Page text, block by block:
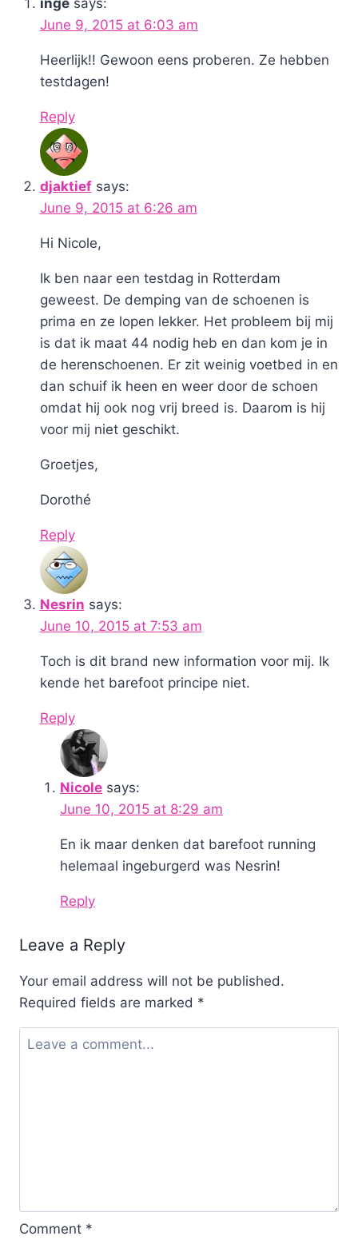
inge says:
June 9, 2015 at 6:03 am
Heerlijk!! Gewoon eens proberen. Ze hebben
testdagen!
Reply
djaktief says:
June 9, 2015 at 6:26 am
Hi Nicole,
Ik ben naar een testdag in Rotterdam
geweest. De demping van de schoenen is
prima en ze lopen lekker. Het probleem bij mij
is dat ik maat 44 nodig heb en dan kom je in
de herenschoenen. Er zit weinig voetbed in en
dan schuif ik heen en weer door de schoen
omdat hij ook nog vrij breed is. Daarom is hij
voor mij niet geschikt.
Groetjes,
Dorothé
Reply
Nesrin says:
June 10, 2015 at 7:53 am
Toch is dit brand new information voor mij. Ik
kende het barefoot principe niet.
Reply
Nicole says:
June 10, 2015 at 8:29 am
En ik maar denken dat barefoot running
helemaal ingeburgerd was Nesrin!
Reply
Leave a Reply
Your email address will not be published.
Required fields are marked *
Comment *